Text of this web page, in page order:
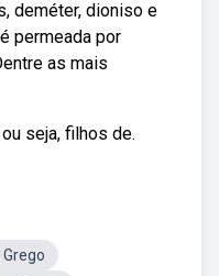
deméter, dioniso e
permeada por
as mais
seja, filhos de.